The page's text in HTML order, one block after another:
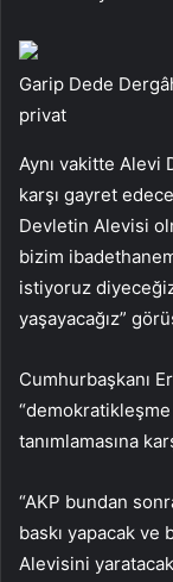
Garip Dede
privat
Aynı vakitte Alevi
karşı gayret
Devletin Alevisi
bizim
istiyoruz
yaşayacağız”
Cumhurbaşkanı
tanımlamasına
“AKP bundan
baskı yapacak ve
Alevisini